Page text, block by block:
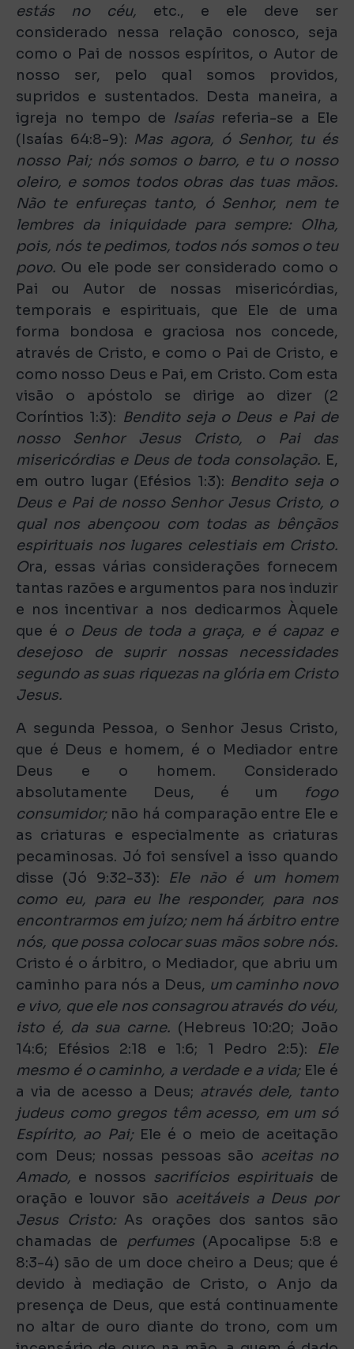
estás no céu, etc., e ele deve ser
considerado nessa relação conosco, seja
como o Pai de nossos espíritos, o Autor de
nosso ser, pelo qual somos providos,
supridos e sustentados. Desta maneira, a
igreja no tempo de Isaías referia-se a Ele
(Isaías 64:8-9): Mas agora, ó Senhor, tu és
nosso Pai; nós somos o barro, e tu o nosso
oleiro, e somos todos obras das tuas mãos.
Não te enfureças tanto, ó Senhor, nem te
lembres da iniquidade para sempre: Olha,
pois, nós te pedimos, todos nós somos o teu
povo. Ou ele pode ser considerado como o
Pai ou Autor de nossas misericórdias,
temporais e espirituais, que Ele de uma
forma bondosa e graciosa nos concede,
através de Cristo, e como o Pai de Cristo, e
como nosso Deus e Pai, em Cristo. Com esta
visão o apóstolo se dirige ao dizer (2
Coríntios 1:3): Bendito seja o Deus e Pai de
nosso Senhor Jesus Cristo, o Pai das
misericórdias e Deus de toda consolação. E,
em outro lugar (Efésios 1:3): Bendito seja o
Deus e Pai de nosso Senhor Jesus Cristo, o
qual nos abençoou com todas as bênçãos
espirituais nos lugares celestiais em Cristo.
Ora, essas várias considerações fornecem
tantas razões e argumentos para nos induzir
e nos incentivar a nos dedicarmos Àquele
que é o Deus de toda a graça, e é capaz e
desejoso de suprir nossas necessidades
segundo as suas riquezas na glória em Cristo
Jesus.
A segunda Pessoa, o Senhor Jesus Cristo,
que é Deus e homem, é o Mediador entre
Deus e o homem. Considerado
absolutamente Deus, é um fogo
consumidor;não há comparação entre Ele e
as criaturas e especialmente as criaturas
pecaminosas. Jó foi sensível a isso quando
disse (Jó 9:32-33): Ele não é um homem
como eu, para eu lhe responder, para nos
encontrarmos em juízo; nem há árbitro entre
nós, que possa colocar suas mãos sobre nós.
Cristo é o árbitro, o Mediador, que abriu um
caminho para nós a Deus, um caminho novo
e vivo, que ele nos consagrou através do véu,
isto é, da sua carne. (Hebreus 10:20; João
14:6; Efésios 2:18 e 1:6; 1 Pedro 2:5): Ele
mesmo é o caminho, a verdade e a vida;Ele é
a via de acesso a Deus; através dele, tanto
judeus como gregos têm acesso, em um só
Espírito, ao Pai;Ele é o meio de aceitação
com Deus; nossas pessoas são aceitas no
Amado, e nossos sacrifícios espirituais de
oração e louvor são aceitáveis ​​a Deus por
Jesus Cristo:As orações dos santos são
chamadas de perfumes (Apocalipse 5:8 e
8:3-4) são de um doce cheiro a Deus; que é
devido à mediação de Cristo, o Anjo da
presença de Deus, que está continuamente
no altar de ouro diante do trono, com um